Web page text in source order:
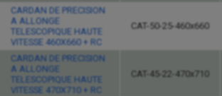
CARDAN DE PRECISION
A ALLONGE
TELESCOPIQUE HAUTE
VITESSE 460X660 + RC
CAT-50-25-460x660
CARDAN DE PRECISION
A ALLONGE
TELESCOPIQUE HAUTE
VITESSE 470X710 + RC
CAT-45-22-470x710